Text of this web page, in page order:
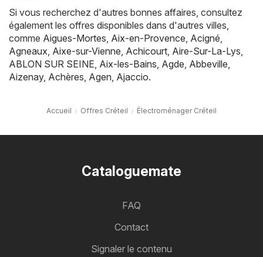
Si vous recherchez d'autres bonnes affaires, consultez
également les offres disponibles dans d'autres villes,
comme Aigues-Mortes Aix-en-Provence Acigné
Agneaux Aixe-sur-Vienne Achicourt Aire-Sur-La-Lys
ABLON SUR SEINE Aix-les-Bains Agde Abbeville
Aizenay, Achères Agen Ajaccio.
Accueil Offres Créteil Électroménager Créteil
Cataloguemate
FAQ
Contact
Signaler le contenu